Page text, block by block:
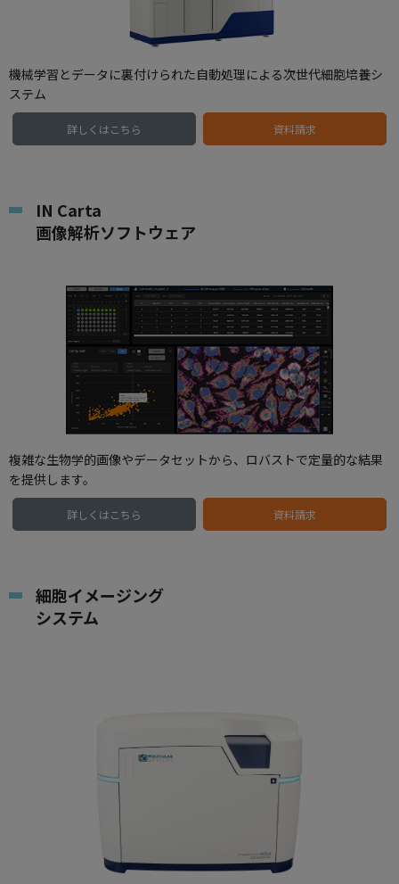
機械学習とデータに裏付けられた自動処理による次世代細胞培養シ
ステム
詳しくはこちら 資料請求
IN Carta
画像解析ソフトウェア
複雑な生物学的画像やデータセットから、ロバストで定量的な結果
を提供します。
詳しくはこちら 資料請求
細胞イメージング
システム